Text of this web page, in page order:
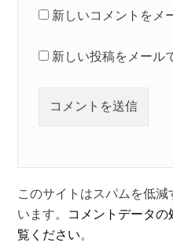
新しいコメントをメ
新しい投稿をメール
このサイトはスパムを低
います。 コメントデータ
覧ください。